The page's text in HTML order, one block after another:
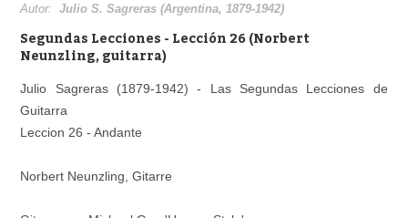
Biblioteca Diccionario
Área personal Reproductor
Autor:Julio S. Sagreras (Argentina, 1879-1942)
Segundas Lecciones - Lección 26 (Norbert
Neunzling, guitarra)
Julio Sagreras (1879-1942) - Las Segundas Lecciones de
Guitarra
Leccion 26 - Andante
Norbert Neunzling, Gitarre